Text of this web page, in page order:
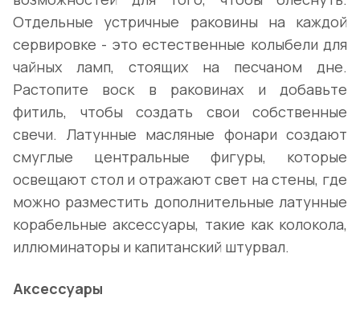
Отдельные устричные раковины на каждой
сервировке - это естественные колыбели для
чайных ламп, стоящих на песчаном дне.
Растопите воск в раковинах и добавьте
фитиль, чтобы создать свои собственные
свечи. Латунные масляные фонари создают
смуглые центральные фигуры, которые
освещают стол и отражают свет на стены, где
можно разместить дополнительные латунные
корабельные аксессуары, такие как колокола,
иллюминаторы и капитанский штурвал.
Аксессуары